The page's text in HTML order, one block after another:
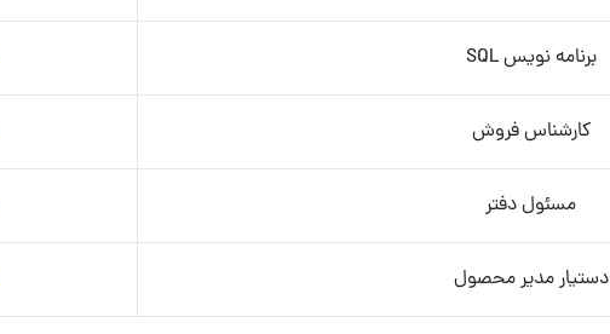
برنامه نویس SQL
کارشناس فروش
مسئول دفتر
دستیار مدیر محصول